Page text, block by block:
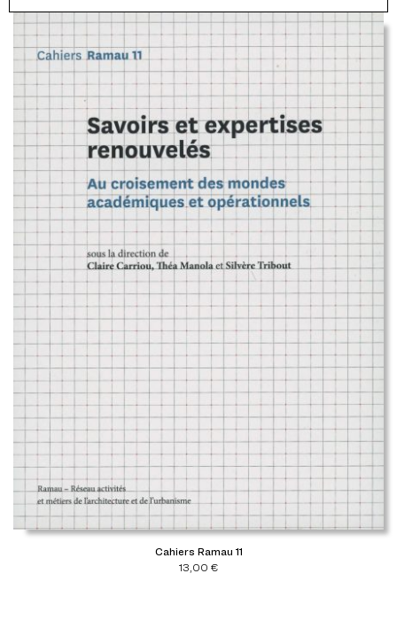
Cahiers Ramau 11
13,00 €